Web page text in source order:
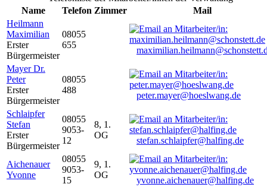
Name
Telefon Zimmer
Mail
Heilmann
Maximilian
Erster
Bürgermeister
08055
655
Mayer Dr.
Peter
Erster
Bürgermeister
08055
488
peter.mayer@hoeslwang.de
Schlaipfer
Stefan
Erster
Bürgermeister
08055
9053-
12
8, 1.
OG
stefan.schlaipfer@halfing.de
Aichenauer
Yvonne
08055
9053-
15
9, 1.
OG
yvonne.aichenauer@halfing.de